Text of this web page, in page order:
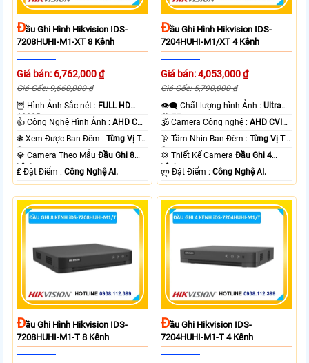
ĐẦu Ghi Hình Hikvision IDS-
7208HUHI-M1-XT 8 Kênh
Giá bán: 6,762,000 ₫
Giá Gốc: 9,660,000 ₫
🦉 Hình Ảnh Sắc nét : FULL HD
1080P .
👍 Công Nghệ Hình Ảnh :AHD CVI
TVI BCS.
❃ Xem Được Ban Đêm :Từng Vị Trí
Camera .
💎 Camera Theo MẫuĐầu Ghi 8
kênh.
️₤ Đặt Điểm :Công Nghệ AI.
ĐẦu Ghi Hình Hikvision IDS-
7204HUHI-M1/XT 4 Kênh
Giá bán: 4,053,000 ₫
Giá Gốc: 5,790,000 ₫
👁️‍🗨 Chất lượng hình Ảnh :Ultra
4k 👍🏾 .
🕉️ Camera Công nghệ :AHD CVI
TVI BCS.
🌛 Tầm Nhìn Ban Đêm :Từng Vị Trí
Camera .
💢 Thiết Kế CameraĐầu Ghi 4
kênh.
️ლ Đặt Điểm :Công Nghệ AI.
ĐẦu Ghi Hình Hikvision IDS-
7208HUHI-M1-T 8 Kênh
ĐẦu Ghi Hikvision IDS-
7204HUHI-M1-T 4 Kênh